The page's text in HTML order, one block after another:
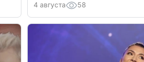
4 августа 58